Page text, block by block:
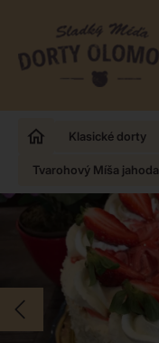
Dorty
Zakázkové
poctivá
Klasické dorty
Tvarohový Míša jahoda